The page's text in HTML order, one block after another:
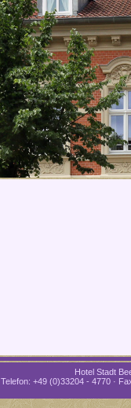
Hotel Stadt
Telefon: +49 (0)33204 - 4770 ·